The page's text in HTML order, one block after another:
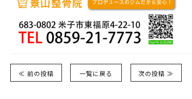
≪ 前の投稿 一覧に戻る 次の投稿 ≫